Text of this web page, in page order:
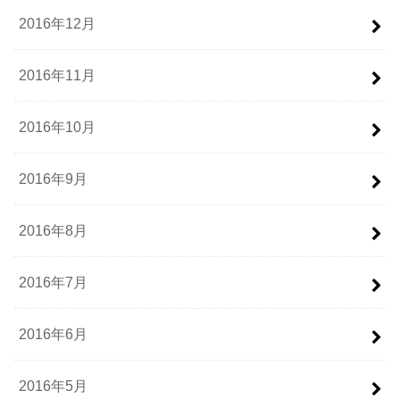
2016年12月
2016年11月
2016年10月
2016年9月
2016年8月
2016年7月
2016年6月
2016年5月